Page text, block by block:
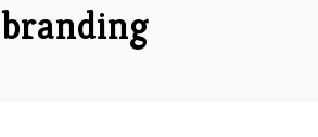
branding